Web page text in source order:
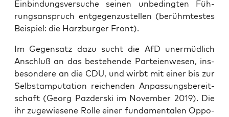
Ein­bin­dungs­ver­su­che sei­nen unbe­ding­ten Füh­
rungs­an­spruch ent­ge­gen­zu­stel­len (berühm­tes­tes
Bei­spiel: die Harz­bur­ger Front).
Im Gegen­satz dazu sucht die AfD uner­müd­lich
Anschluß an das bestehen­de Par­tei­en­we­sen, ins­
be­son­de­re an die CDU, und wirbt mit einer bis zur
Selbst­am­pu­ta­ti­on rei­chen­den Anpas­sungs­be­reit­
schaft (Georg Paz­der­ski im Novem­ber 2019). Die
ihr zuge­wie­se­ne Rol­le einer fun­da­men­ta­len Oppo­